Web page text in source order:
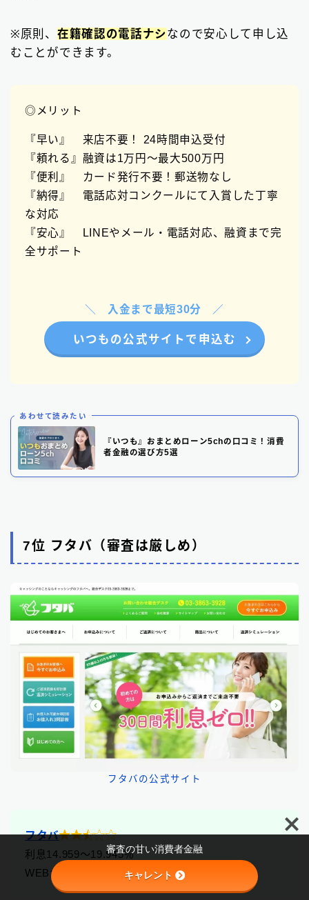
※原則、 在籍確認の電話ナシなので安心して申し込
むことができます。
◎メリット
『早い』 来店不要！ 24時間申込受付
『頼れる』融資は1万円〜最大500万円
『便利』 カード発行不要！郵送物なし
『納得』 電話応対コンクールにて入賞した丁寧
な対応
『安心』 LINEやメール・電話対応、融資まで完
全サポート
入金まで最短30分
いつもの公式サイトで申込む
あわせて読みたい
『いつも』おまとめローン5chの口コミ！消費
者金融の選び方5選
7位 フタバ（審査は厳しめ）
フタバの公式サイト
フタバ
利息14.959〜19.945％
WEBから24時間受付可能
審査の甘い消費者金融
キャレント